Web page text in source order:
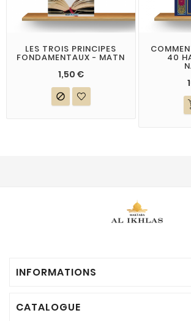
LES TROIS PRINCIPES
FONDAMENTAUX - MATN
1,50 €

40
INFORMATIONS
CATALOGUE